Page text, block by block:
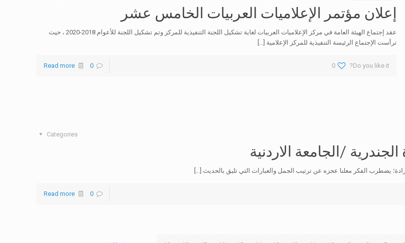
إعلان مؤتمر الإعلاميات العربيات الخامس عشر
عقد إجتماع الهيئة العامة في مركز الإعلاميات العربيات لغاية تشكيل اللجنة التنفيذية للمركز وتم تشكيل اللجنة للأعوام 2018-2020 ، حيث
ترأست الإجتماع الرئيسة التنفيذية للمركز الإعلامية […]
Do you like it?
0
0
Read more
Categories
/الجامعة الاردنية
يضطرب الفكر معلنا عجزه عن ترتيب الجمل والعبارات التي تليق بالحديث […]
0
Read more